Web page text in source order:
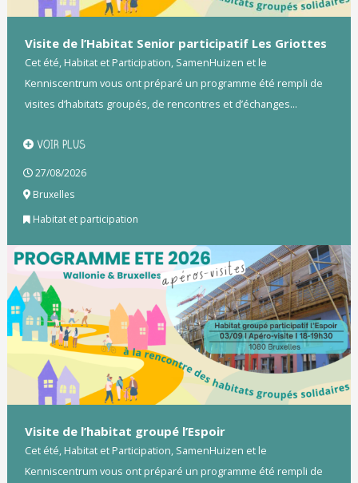
Visite de l’Habitat Senior participatif Les Griottes
Cet été, Habitat et Participation, SamenHuizen et le
Kenniscentrum vous ont préparé un programme été rempli de
visites d’habitats groupés, de rencontres et d’échanges...
VOIR PLUS
27/08/2026
Bruxelles
Habitat et participation
Visite de l’habitat groupé l’Espoir
Cet été, Habitat et Participation, SamenHuizen et le
Kenniscentrum vous ont préparé un programme été rempli de